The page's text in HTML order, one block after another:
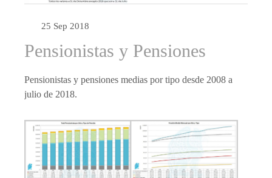
25 Sep 2018
Pensionistas y Pensiones
Pensionistas y pensiones medias por tipo desde 2008 a
julio de 2018.